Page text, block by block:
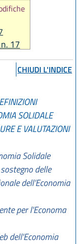
17
11
CHIUDI L'INDICE
SOLIDALE
E VALUTAZIONI
Solidale
delle
dell’Economia
per l'Economa
dell'Economia